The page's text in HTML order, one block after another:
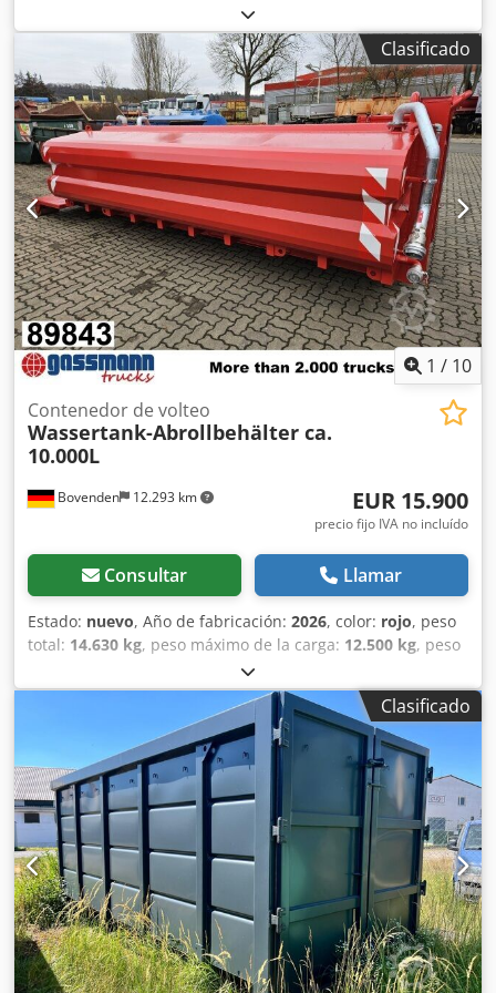
, longitud del espacio de carga:
mm, altura del espacio de carga:750 mm, Contenedor de
cambio de carga de 11 m³ con compuerta basculante que
permite el paso de vehículos Dimensiones
(largo/ancho/alto) en mm: 6000/2380/750 La compuerta
basculante se puede plegar y permite el paso de vehículos
Fondo reforzado con perfil en U como perfil de soporte
Chodpszru Tajfx Aicoa 2 unidades de ojales de amarre de
3,15 t en la pared frontal 10 unidades de ojales de amarre
en la pared lateral La pared frontal tiene forma trapezoidal
hasta la altura del gancho Medida de bloqueo según la
norma DIN 3540 mm Perfil de cierre en los laterales, con
forma de tubo de pared gruesa Color RAL 7023, gris
hormigón
Clasificado
1 / 10
Bovenden 12.293 km
Contenedor de volteo
Wassertank-Abrollbehälter ca.
10.000L
EUR 15.900
precio fijo IVA no incluído
Consultar Llamar
Estado: nuevo, Año de fabricación: 2026, color: rojo, peso
total: 14.630 kg, peso máximo de la carga: 12.500 kg, peso
, tipo de engranaje:
conductor:otro, Ubicación del vehículo: en tránsito /
camino, estructura de acero, descarga trasera. Estructura:
depósito de agua, contenedor enrollable, capacidad aprox.
de 10 000 litros. IMÁGENES DE ARCHIVO: depósito de agua
con plataforma, capacidad aprox. de 10 000 litros, según la
norma DIN 30722-1. - Dimensiones interiores (largo x
ancho x alto): 5400 x 2394 x aprox. 1000 mm (depósito:
4600 mm, plataforma: 800 mm). - Dimensiones totales
(largo x ancho x alto): 5683 mm x 2394 mm x 1616 mm. -
Calidad del material: S235 (St-37). - Chapa de la base /
chapa de las paredes: chapa de la base, grosor de 5 mm;
laterales, 3 mm; techo y pared trasera, 4 mm. - En la parte
trasera, una plataforma de chapa antideslizante de 5 mm.
Clasificado